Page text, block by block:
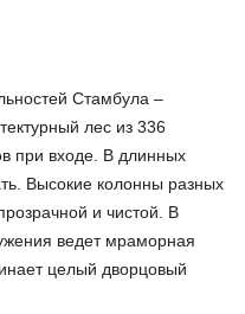
Стамбула –
лес из 336
при входе. В длинных
Высокие колонны разных
и чистой. В
ведет мраморная
целый дворцовый